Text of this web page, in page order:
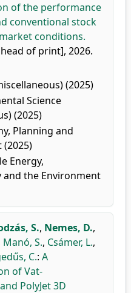
of the performance
conventional stock
conditions.
of print], 2026.
(2025)
Science
(2025)
Planning and
(2025)
Energy,
and the Environment
S., Nemes, D.,
Manó, S., Csámer, L.,
C.: A
of Vat-
PolyJet 3D